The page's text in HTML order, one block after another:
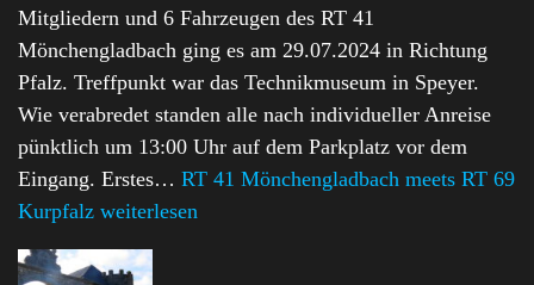
Mitgliedern und 6 Fahrzeugen des RT 41
Mönchengladbach ging es am 29.07.2024 in Richtung
Pfalz. Treffpunkt war das Technikmuseum in Speyer.
Wie verabredet standen alle nach individueller Anreise
pünktlich um 13:00 Uhr auf dem Parkplatz vor dem
Eingang. Erstes… RT 41 Mönchengladbach meets RT 69
Kurpfalz weiterlesen